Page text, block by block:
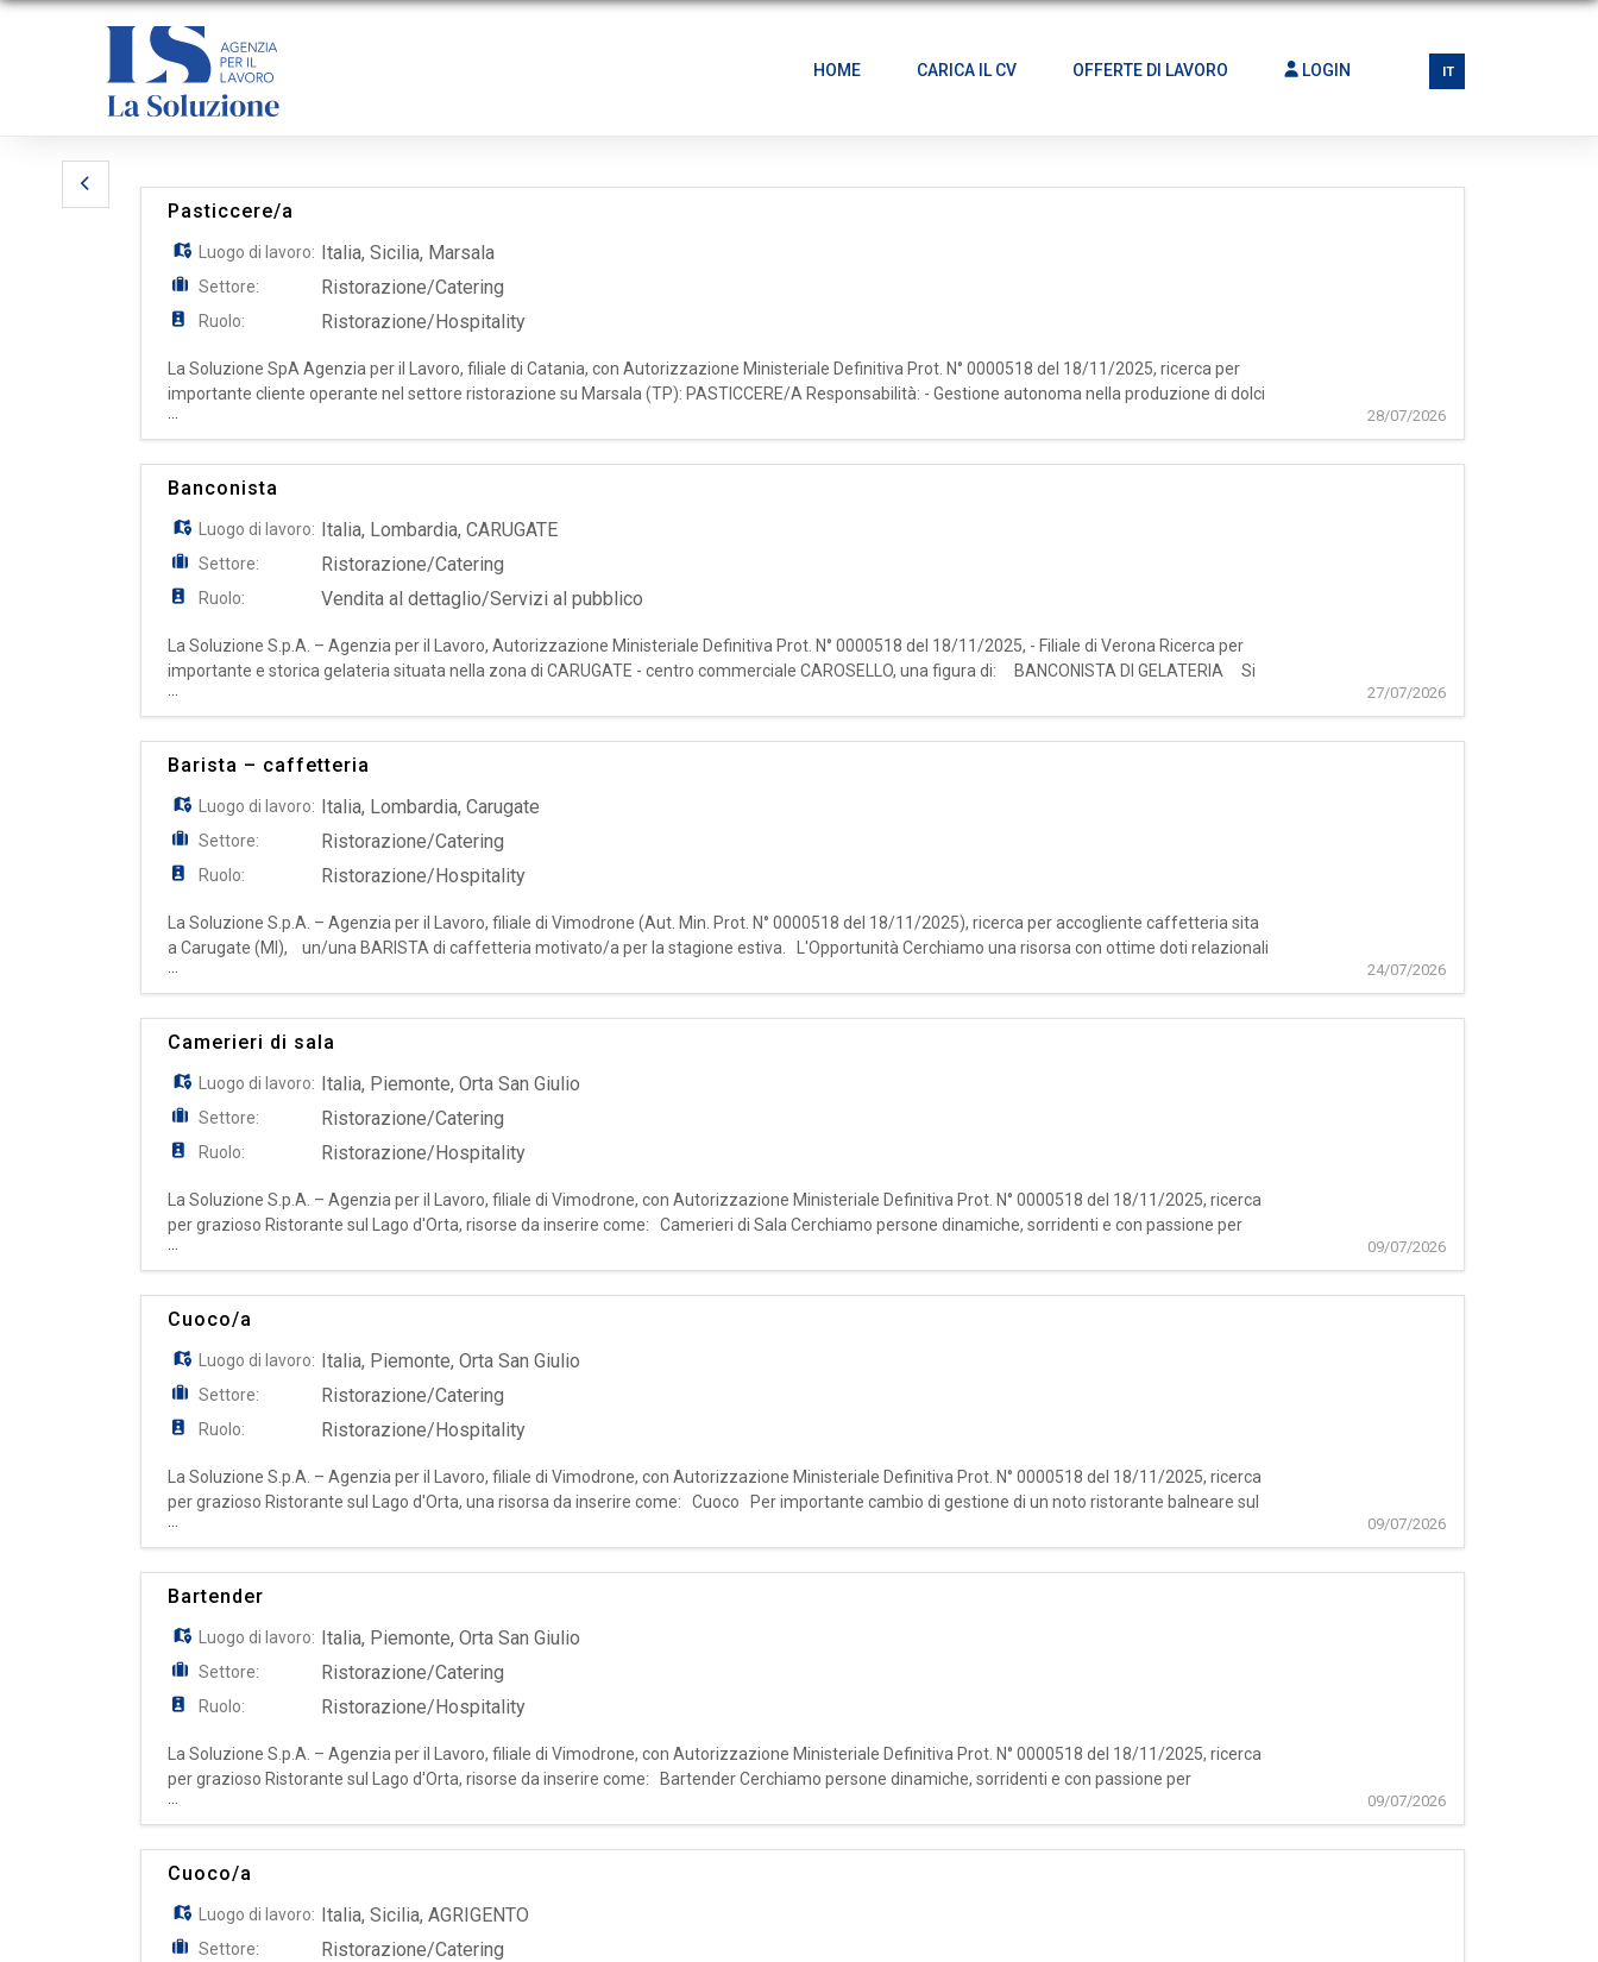
HOME CARICA IL CV OFFERTE DI LAVORO LOGIN IT
Pasticcere/a
Luogo di lavoro: Italia,Sicilia, Marsala
Settore: Ristorazione/Catering
Ruolo: Ristorazione/Hospitality
La Soluzione SpA Agenzia per il Lavoro, filiale di Catania, con Autorizzazione Ministeriale Definitiva Prot. N° 0000518 del 18/11/2025, ricerca per
importante cliente operante nel settore ristorazione su Marsala (TP): PASTICCERE/A Responsabilità: - Gestione autonoma nella produzione di dolci
tradizionali (es: crostate, torta, ecc...); - Collabor
28/07/2026
Banconista
Luogo di lavoro: Italia, Lombardia,CARUGATE
Settore: Ristorazione/Catering
Ruolo: Vendita al dettaglio/Servizi al pubblico
La Soluzione S.p.A. – Agenzia per il Lavoro, Autorizzazione Ministeriale Definitiva Prot. N° 0000518 del 18/11/2025, - Filiale di Verona Ricerca per
importante e storica gelateria situata nella zona di CARUGATE - centro commerciale CAROSELLO, una figura di: BANCONISTA DI GELATERIA Si
offre inserimento immediato con contratto a tempo
27/07/2026
Barista – caffetteria
Luogo di lavoro: Italia, Lombardia,Carugate
Settore: Ristorazione/Catering
Ruolo: Ristorazione/Hospitality
La Soluzione S.p.A. – Agenzia per il Lavoro, filiale di Vimodrone (Aut. Min. Prot. N° 0000518 del 18/11/2025), ricerca per accogliente caffetteria sita
a Carugate (MI), un/una BARISTA di caffetteria motivato/a per la stagione estiva. L'Opportunità Cerchiamo una risorsa con ottime doti relazionali
e passione per il mondo della caffetteria,
24/07/2026
Camerieri di sala
Luogo di lavoro: Italia, Piemonte,Orta San Giulio
Settore: Ristorazione/Catering
Ruolo: Ristorazione/Hospitality
La Soluzione S.p.A. – Agenzia per il Lavoro, filiale di Vimodrone, con Autorizzazione Ministeriale Definitiva Prot. N° 0000518 del 18/11/2025, ricerca
per grazioso Ristorante sul Lago d'Orta, risorse da inserire come: Camerieri di Sala Cerchiamo persone dinamiche, sorridenti e con passione per
l'ospitalità, desiderose di lavorare in un ambient
09/07/2026
Cuoco/a
Luogo di lavoro: Italia, Piemonte,Orta San Giulio
Settore: Ristorazione/Catering
Ruolo: Ristorazione/Hospitality
La Soluzione S.p.A. – Agenzia per il Lavoro, filiale di Vimodrone, con Autorizzazione Ministeriale Definitiva Prot. N° 0000518 del 18/11/2025, ricerca
per grazioso Ristorante sul Lago d'Orta, una risorsa da inserire come: Cuoco Per importante cambio di gestione di un noto ristorante balneare sul
Lago d'Orta, cerchiamo un/a Cuoco/a motivato
09/07/2026
Bartender
Luogo di lavoro: Italia, Piemonte,Orta San Giulio
Settore: Ristorazione/Catering
Ruolo: Ristorazione/Hospitality
La Soluzione S.p.A. – Agenzia per il Lavoro, filiale di Vimodrone, con Autorizzazione Ministeriale Definitiva Prot. N° 0000518 del 18/11/2025, ricerca
per grazioso Ristorante sul Lago d'Orta, risorse da inserire come: Bartender Cerchiamo persone dinamiche, sorridenti e con passione per
l'ospitalità, desiderose di lavorare in un ambiente profes
09/07/2026
Cuoco/a
Luogo di lavoro: Italia,Sicilia,AGRIGENTO
Settore: Ristorazione/Catering